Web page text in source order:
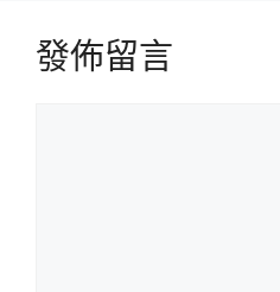
發佈留言